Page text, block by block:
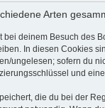
Arten
bei deinem Besuch des
In diesen Cookies
ungelesen; sofern du
und
die du bei der